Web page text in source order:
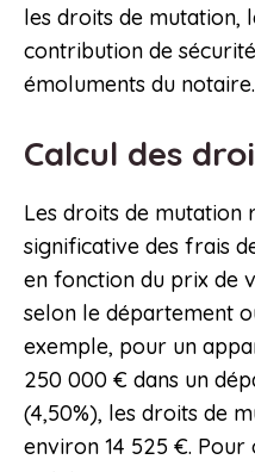
les droits de mutation,
contribution de
émoluments du notaire.
Calcul des
Les droits de mutation
significative des frais
en fonction du prix de
selon le département
exemple, pour un
250 000 € dans un
(4,50%), les droits de
environ 14 525 €.